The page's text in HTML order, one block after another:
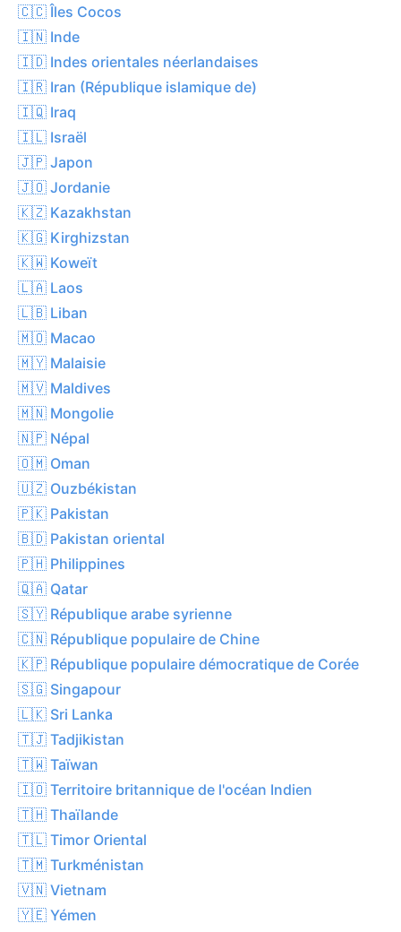
🇨🇨 Îles Cocos
🇮🇳 Inde
🇮🇩 Indes orientales néerlandaises
🇮🇷 Iran (République islamique de)
🇮🇶 Iraq
🇮🇱 Israël
🇯🇵 Japon
🇯🇴 Jordanie
🇰🇿 Kazakhstan
🇰🇬 Kirghizstan
🇰🇼 Koweït
🇱🇦 Laos
🇱🇧 Liban
🇲🇴 Macao
🇲🇾 Malaisie
🇲🇻 Maldives
🇲🇳 Mongolie
🇳🇵 Népal
🇴🇲 Oman
🇺🇿 Ouzbékistan
🇵🇰 Pakistan
🇧🇩 Pakistan oriental
🇵🇭 Philippines
🇶🇦 Qatar
🇸🇾 République arabe syrienne
🇨🇳 République populaire de Chine
🇰🇵 République populaire démocratique de Corée
🇸🇬 Singapour
🇱🇰 Sri Lanka
🇹🇯 Tadjikistan
🇹🇼 Taïwan
🇮🇴 Territoire britannique de l'océan Indien
🇹🇭 Thaïlande
🇹🇱 Timor Oriental
🇹🇲 Turkménistan
🇻🇳 Vietnam
🇾🇪 Yémen